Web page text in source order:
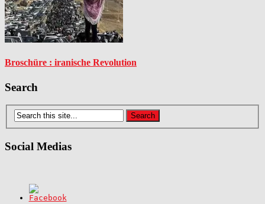
Broschüre : iranische Revolution
Search
Social Medias